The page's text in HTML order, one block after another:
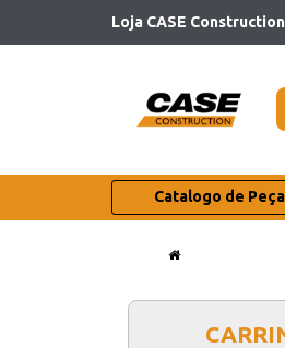
Loja CASE
Catalogo de